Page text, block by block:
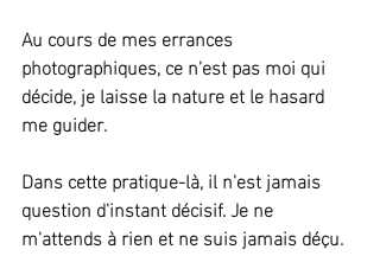
Au cours de mes errances
photographiques, ce n'est pas moi qui
décide, je laisse la nature et le hasard
me guider.
Dans cette pratique-là, il n'est jamais
question d'instant décisif. Je ne
m'attends à rien et ne suis jamais déçu.